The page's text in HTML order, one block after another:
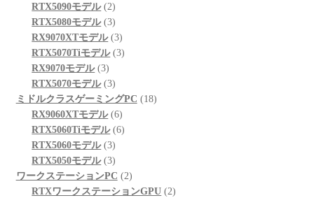
RTX5090モデル 22
個
の
商
RTX5080モデル 33
個
の
品
RX9070XTモデル 33
個
品
RTX5070Tiモデル 33
商
品
RX9070モデル 33
個
の
商
品
RTX5070モデル 33
個
の
商
品
ミドルクラスゲーミングPC 1818
RX9060XTモデル 66
個
品
RTX5060Tiモデル 66
商
品
RTX5060モデル 33
個
の
商
RTX5050モデル 33
個
の
ワークステーションPC 22
個
RTXワークステーションGPU 22